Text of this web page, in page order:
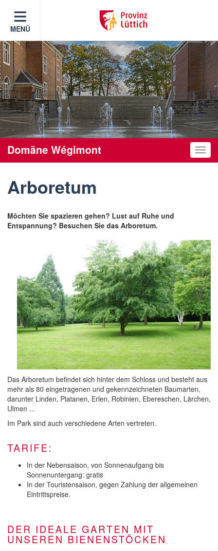
MENÜ
Domäne Wégimont
Arboretum
Möchten Sie spazieren gehen? Lust auf Ruhe und
Entspannung? Besuchen Sie das Arboretum.
Das Arboretum befindet sich hinter dem Schloss und besteht aus
mehr als 80 eingetragenen und gekennzeichneten Baumarten,
darunter Linden, Platanen, Erlen, Robinien, Ebereschen, Lärchen,
Ulmen ...
Im Park sind auch verschiedene Arten vertreten.
TARIFE:
In der Nebensaison, von Sonnenaufgang bis
Sonnenuntergang: gratis
In der Touristensaison, gegen Zahlung der allgemeinen
Eintrittspreise.
DER IDEALE GARTEN MIT
UNSEREN BIENENSTÖCKEN